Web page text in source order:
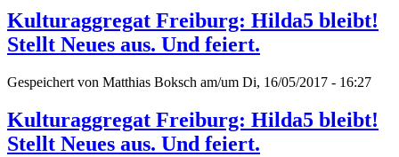
Kulturaggregat Freiburg: Hilda5 bleibt!
Stellt Neues aus. Und feiert.
Gespeichert von Matthias Boksch am/um Di, 16/05/2017 - 16:27
Kulturaggregat Freiburg: Hilda5 bleibt!
Stellt Neues aus. Und feiert.